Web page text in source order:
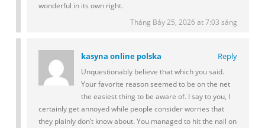
wonderful in its own right.
Tháng Bảy 25, 2026 at 7:03 sáng
kasyna online polska Reply
Unquestionably believe that which you said.
Your favorite reason seemed to be on the net
the easiest thing to be aware of. I say to you, I
certainly get annoyed while people consider worries that
they plainly don’t know about. You managed to hit the nail on